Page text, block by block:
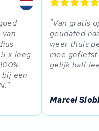
x leeg
een
Van gratis
geudated
weer thuis
mee gefietst
gelijk half
Marcel